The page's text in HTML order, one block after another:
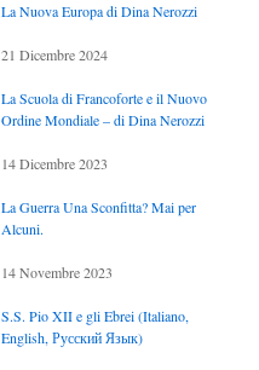
La Nuova Europa di Dina Nerozzi
21 Dicembre 2024
La Scuola di Francoforte e il Nuovo
Ordine Mondiale – di Dina Nerozzi
14 Dicembre 2023
La Guerra Una Sconfitta? Mai per
Alcuni.
14 Novembre 2023
S.S. Pio XII e gli Ebrei (Italiano,
English, Русский Язык)